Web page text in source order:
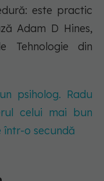
este practic
Adam D Hines,
Tehnologie din
psiholog. Radu
celui mai bun
într-o secundă